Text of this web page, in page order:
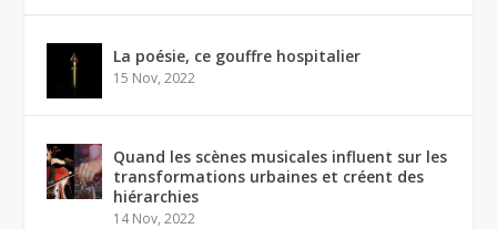
La poésie, ce gouffre hospitalier
15 Nov, 2022
Quand les scènes musicales influent sur les
transformations urbaines et créent des
hiérarchies
14 Nov, 2022